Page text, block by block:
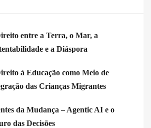
entre a Terra, o Mar, a
e a Diáspora
à Educação como Meio de
das Crianças Migrantes
da Mudança – Agentic AI e o
das Decisões